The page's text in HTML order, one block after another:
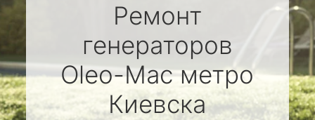
Ремонт
генераторов
Oleo-Macметро
Киевска